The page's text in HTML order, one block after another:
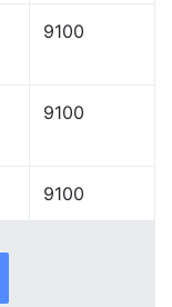
9100
9100
9100